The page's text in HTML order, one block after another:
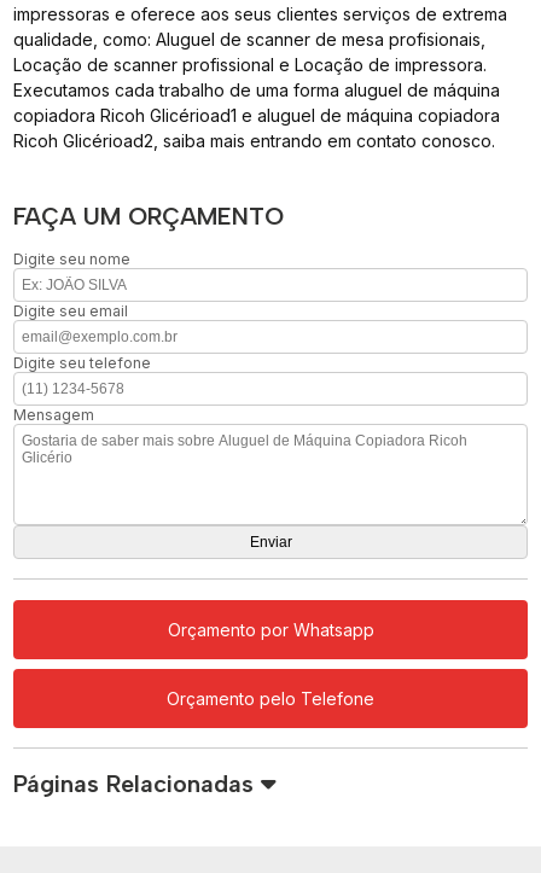
impressoras e oferece aos seus clientes serviços de extrema
qualidade, como: Aluguel de scanner de mesa profisionais,
Locação de scanner profissional e Locação de impressora.
Executamos cada trabalho de uma forma aluguel de máquina
copiadora Ricoh Glicérioad1 e aluguel de máquina copiadora
Ricoh Glicérioad2, saiba mais entrando em contato conosco.
FAÇA UM ORÇAMENTO
Digite seu nome
Digite seu email
Digite seu telefone
Mensagem
Orçamento por Whatsapp
Orçamento pelo Telefone
Páginas Relacionadas